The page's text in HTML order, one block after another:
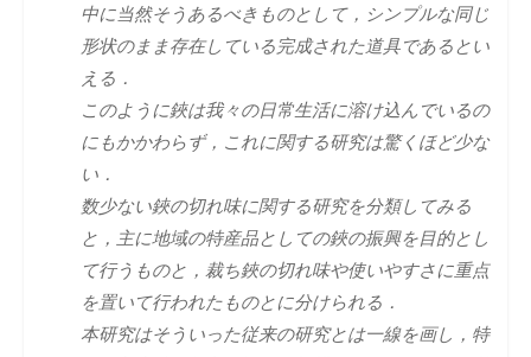
中に当然そうあるべきものとして，シンプルな同じ
形状のまま存在している完成された道具であるとい
える．
このように鋏は我々の日常生活に溶け込んでいるの
にもかかわらず，これに関する研究は驚くほど少な
い．
数少ない鋏の切れ味に関する研究を分類してみる
と，主に地域の特産品としての鋏の振興を目的とし
て行うものと，裁ち鋏の切れ味や使いやすさに重点
を置いて行われたものとに分けられる．
本研究はそういった従来の研究とは一線を画し，特